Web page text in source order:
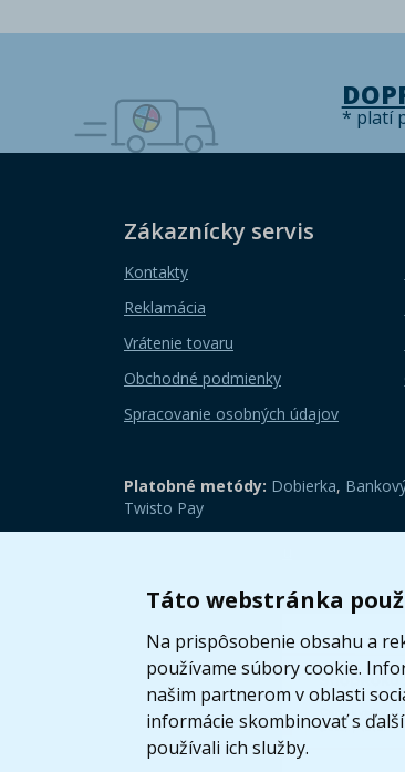
Táto webstránka
Na prispôsobenie obsahu a
používame súbory cookie.
našim partnerom v oblasti
informácie skombinovať s
používali ich služby.
* platí
Zákaznícky servis
Kontakty
Reklamácia
Vrátenie tovaru
Obchodné podmienky
Spracovanie osobných údajov
Platobné metódy: Dobierka,
Twisto Pay